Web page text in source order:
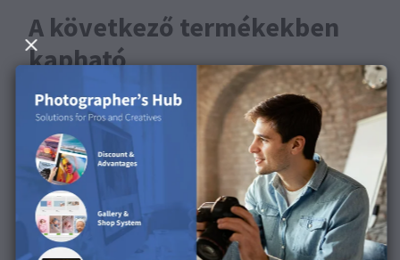
A következő termékekben
kapható
Ez a termék a Wall Art, a Photo Plaques és a
Professional Line fotókönyvek esetében érhető el.
Fedezze fel a felületet
termékvideónkban